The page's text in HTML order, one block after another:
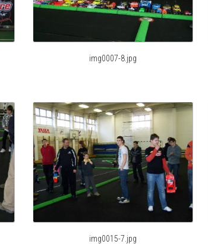
img0007-8.jpg
img0015-7.jpg